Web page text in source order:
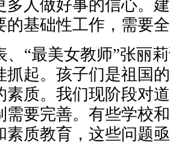
多人做好事的信心。
的基础性工作，需要
“最美女教师”张丽
抓起。孩子们是祖国
素质。我们现阶段对
需要完善。有些学校
素质教育，这些问题